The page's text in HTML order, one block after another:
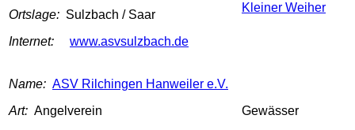
Ortslage: Sulzbach / Saar
Internet:
www.asvsulzbach.de
Kleiner Weiher
Name: ASV Rilchingen Hanweiler e.V.
Art: Angelverein
Gewässer